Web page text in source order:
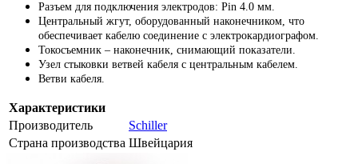
Разъем для подключения электродов: Pin 4.0 мм.
Центральный жгут, оборудованный наконечником, что
обеспечивает кабелю соединение с электрокардиографом.
Токосъемник – наконечник, снимающий показатели.
Узел стыковки ветвей кабеля с центральным кабелем.
Ветви кабеля.
Характеристики
Производитель
Schiller
Страна производства Швейцария